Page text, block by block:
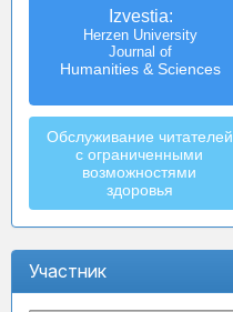
Izvestia:
Herzen University
Journal of
Humanities & Sciences
Обслуживание читателей
с ограниченными
возможностями
здоровья
Участник